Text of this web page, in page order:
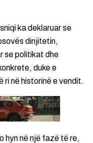
ka deklaruar se
dinjitetin,
se politikat dhe
duke e
ri në historinë e vendit.
hyn në një fazë të re,